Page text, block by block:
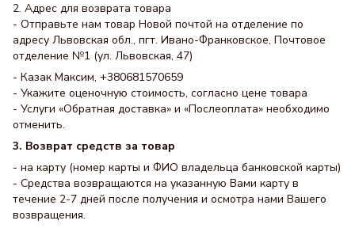
2. Адрес для возврата товара
- Отправьте нам товар Новой почтой на отделение по
адресу Львовская обл., пгт. Ивано-Франковское, Почтовое
отделение №1 (ул. Львовская, 47)
- Казак Максим, +380681570659
- Укажите оценочную стоимость, согласно цене товара
- Услуги «Обратная доставка» и «Послеоплата» необходимо
отменить.
3. Возврат средств за товар
- на карту (номер карты и ФИО владельца банковской карты)
- Средства возвращаются на указанную Вами карту в
течение 2-7 дней после получения и осмотра нами Вашего
возвращения.